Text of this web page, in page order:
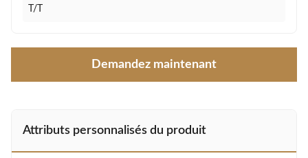
T/T
Demandez maintenant
Attributs personnalisés du produit